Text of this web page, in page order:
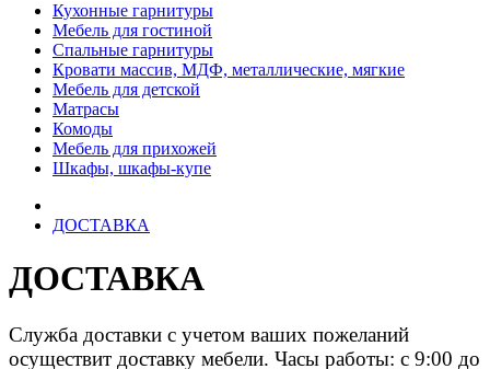
Кухонные гарнитуры
Мебель для гостиной
Спальные гарнитуры
Кровати массив, МДФ, металлические, мягкие
Мебель для детской
Матрасы
Комоды
Мебель для прихожей
Шкафы, шкафы-купе
ДОСТАВКА
ДОСТАВКА
Служба доставки с учетом ваших пожеланий
осуществит доставку мебели. Часы работы: с 9:00 до